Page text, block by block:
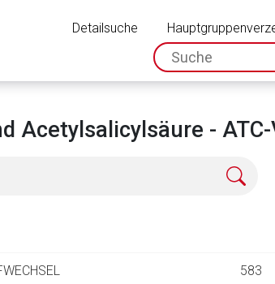
Detailsuche
Acetylsalicylsäure -
583